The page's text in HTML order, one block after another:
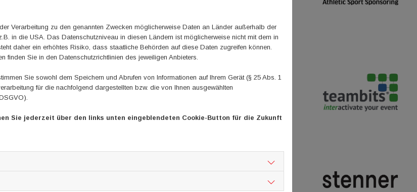
Verarbeitung zu den genannten Zwecken möglicherweise Daten an Länder außerhalb der
in die USA. Das Datenschutzniveau in diesen Ländern ist möglicherweise nicht mit dem in
daher ein erhöhtes Risiko, dass staatliche Behörden auf diese Daten zugreifen können.
finden Sie in den Datenschutzrichtlinien des jeweiligen Anbieters.
Sie sowohl dem Speichern und Abrufen von Informationen auf Ihrem Gerät (§ 25 Abs. 1
für die nachfolgend dargestellten bzw. die von Ihnen ausgewählten
Sie jederzeit über den links unten eingeblendeten Cookie-Button für die Zukunft